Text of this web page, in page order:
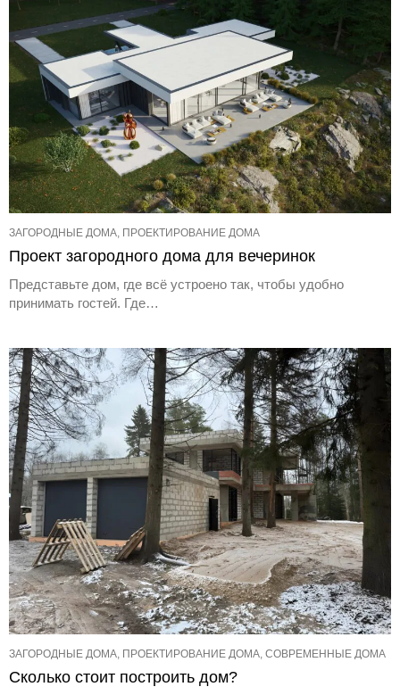
ЗАГОРОДНЫЕ ДОМА, ПРОЕКТИРОВАНИЕ ДОМА
Проект загородного дома для вечеринок
Представьте дом, где всё устроено так, чтобы удобно
принимать гостей. Где…
ЗАГОРОДНЫЕ ДОМА, ПРОЕКТИРОВАНИЕ ДОМА, СОВРЕМЕННЫЕ ДОМА
Сколько стоит построить дом?